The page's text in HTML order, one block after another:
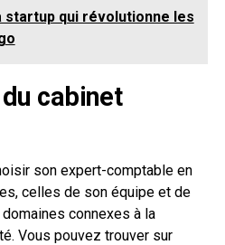
startup qui révolutionne les
du cabinet
son expert-comptable en
celles de son équipe et de
connexes à la
Vous pouvez trouver sur